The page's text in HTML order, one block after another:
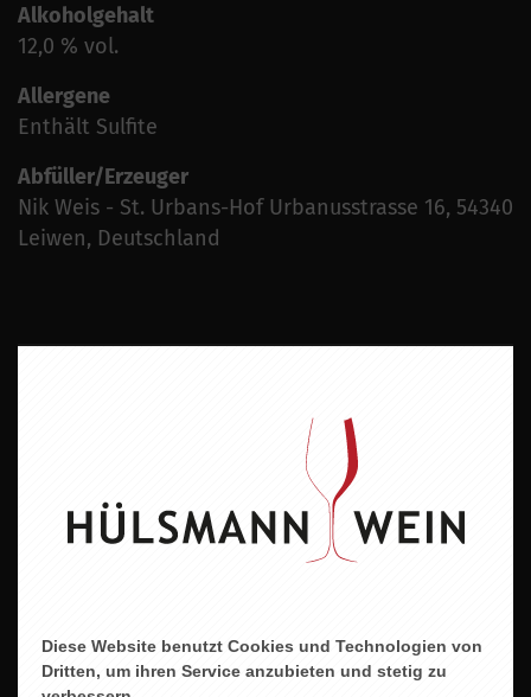
Alkoholgehalt
12,0 % vol.
Allergene
Enthält Sulfite
Abfüller/Erzeuger
Nik Weis - St. Urbans-Hof Urbanusstrasse 16, 54340
Leiwen, Deutschland
Diese Website benutzt Cookies und Technologien von
Dritten, um ihren Service anzubieten und stetig zu